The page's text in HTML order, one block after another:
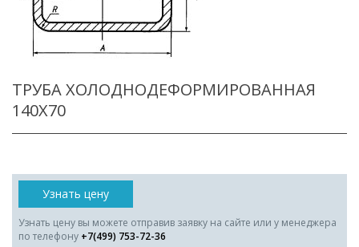
ТРУБА ХОЛОДНОДЕФОРМИРОВАННАЯ
140X70
Узнать цену
Узнать цену вы можете отправив заявку на сайте или у менеджера
по телефону +7(499) 753-72-36